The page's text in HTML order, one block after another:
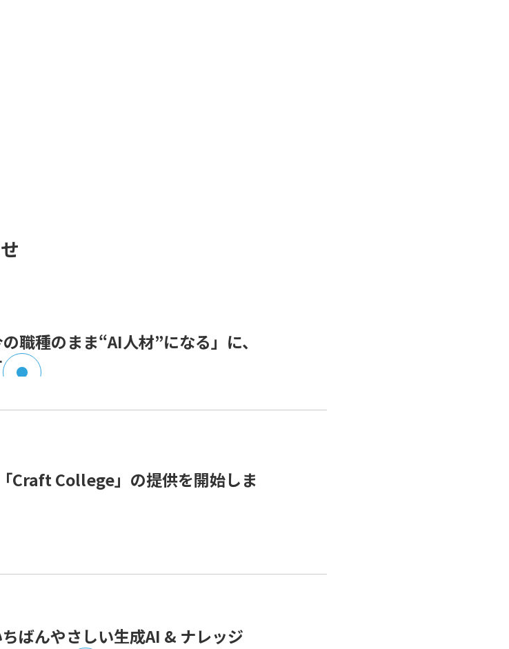
職種のまま“AI人材”になる」に、
Craft College」の提供を開始しま
ばんやさしい生成AI & ナレッジ